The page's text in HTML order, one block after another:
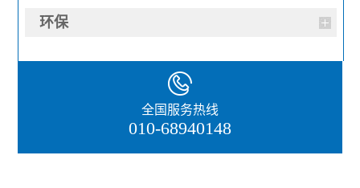
环保
全国服务热线
010-68940148